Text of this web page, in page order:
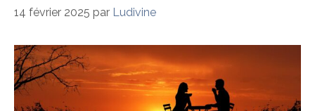
14 février 2025 par Ludivine